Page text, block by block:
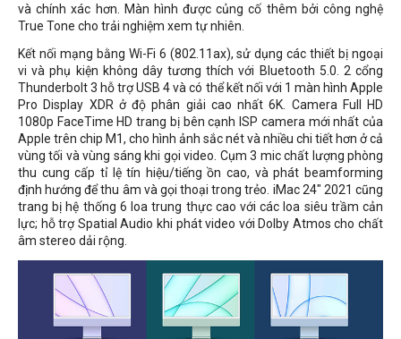
và chính xác hơn. Màn hình được củng cố thêm bởi công nghệ
True Tone cho trải nghiệm xem tự nhiên.
Kết nối mạng bằng Wi-Fi 6 (802.11ax), sử dụng các thiết bị ngoại
vi và phụ kiện không dây tương thích với Bluetooth 5.0. 2 cổng
Thunderbolt 3 hỗ trợ USB 4 và có thể kết nối với 1 màn hình Apple
Pro Display XDR ở độ phân giải cao nhất 6K. Camera Full HD
1080p FaceTime HD trang bị bên cạnh ISP camera mới nhất của
Apple trên chip M1, cho hình ảnh sắc nét và nhiều chi tiết hơn ở cả
vùng tối và vùng sáng khi gọi video. Cụm 3 mic chất lượng phòng
thu cung cấp tỉ lệ tín hiệu/tiếng ồn cao, và phát beamforming
định hướng để thu âm và gọi thoại trong trẻo. iMac 24" 2021 cũng
trang bị hệ thống 6 loa trung thực cao với các loa siêu trầm cản
lực; hỗ trợ Spatial Audio khi phát video với Dolby Atmos cho chất
âm stereo dải rộng.